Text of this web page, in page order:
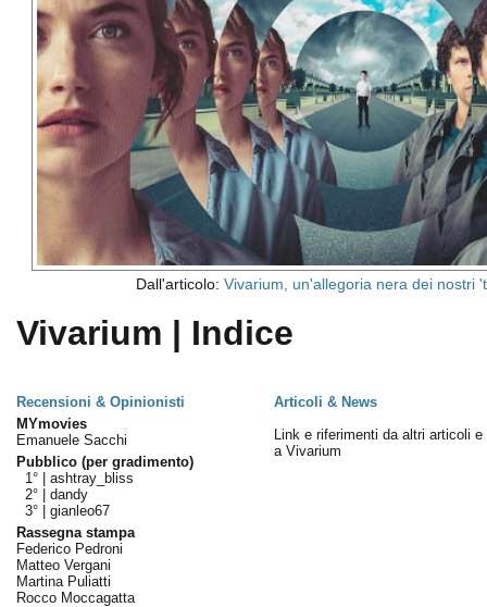
Dall'articolo: Vivarium, un'allegoria nera dei nostri
Vivarium | Indice
Recensioni & Opinionisti
Articoli & News
MYmovies
Emanuele Sacchi
Pubblico (per gradimento)
1° | ashtray_bliss
2° | dandy
3° | gianleo67
Rassegna stampa
Federico Pedroni
Matteo Vergani
Martina Puliatti
Rocco Moccagatta
Link e riferimenti da altri articoli e
a Vivarium